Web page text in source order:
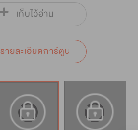
เก็บไว้อ่าน
รายละเอียดการ์ตูน